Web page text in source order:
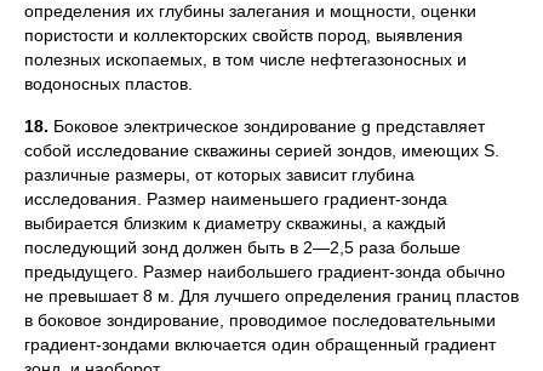
определения их глубины залегания и мощности, оценки
пористости и коллекторских свойств пород, выявления
полезных ископаемых, в том числе нефтегазоносных и
водоносных пластов.
18. Боковое электрическое зондирование g представляет
собой исследование скважины серией зондов, имеющих S.
различные размеры, от которых зависит глубина
исследования. Размер наименьшего градиент-зонда
выбирается близким к диаметру скважины, а каждый
последующий зонд должен быть в 2—2,5 раза больше
предыдущего. Размер наибольшего градиент-зонда обычно
не превышает 8 м. Для лучшего определения границ пластов
в боковое зондирование, проводимое последовательными
градиент-зондами включается один обращенный градиент